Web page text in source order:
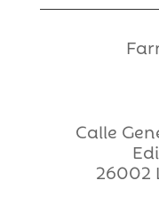
Calle
26002